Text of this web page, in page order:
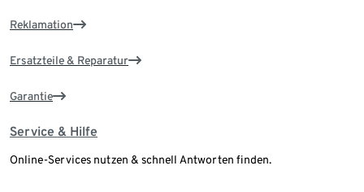
Reklamation
Ersatzteile & Reparatur
Garantie
Service & Hilfe
Online-Services nutzen & schnell Antworten finden.